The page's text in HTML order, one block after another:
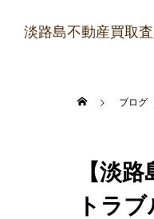
淡路島不動産買取
ブログ
【淡
トラ